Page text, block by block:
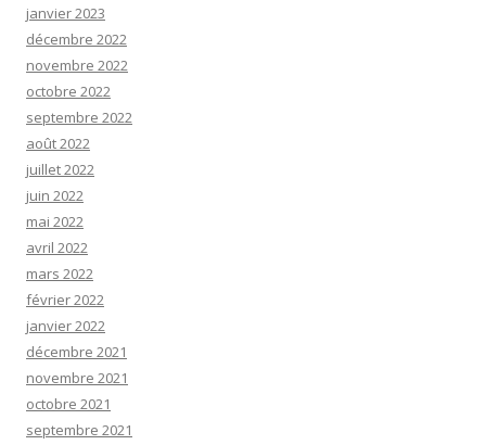
janvier 2023
décembre 2022
novembre 2022
octobre 2022
septembre 2022
août 2022
juillet 2022
juin 2022
mai 2022
avril 2022
mars 2022
février 2022
janvier 2022
décembre 2021
novembre 2021
octobre 2021
septembre 2021